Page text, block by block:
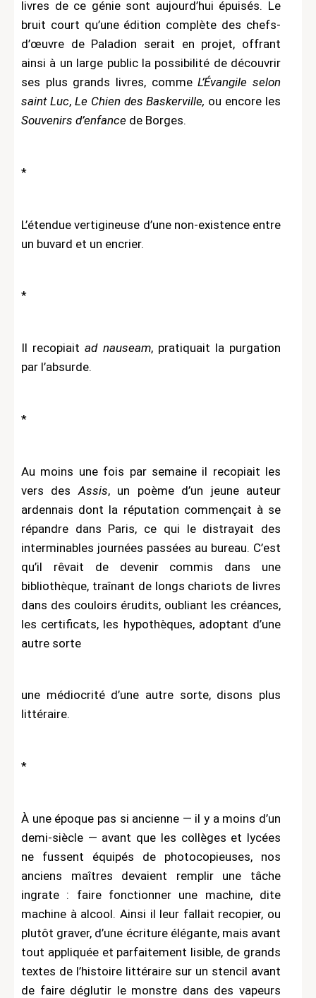
livres de ce génie sont aujourd’hui épuisés. Le
bruit court qu’une édition complète des chefs-
d’œuvre de Paladion serait en projet, offrant
ainsi à un large public la possibilité de découvrir
ses plus grands livres, commeL’Évangile selon
saint Luc, Le Chien des Baskerville, ou encore les
Souvenirs d’enfance de Borges.
*
L’étendue vertigineuse d’une non-existence entre
un buvard et un encrier.
*
Il recopiaitad nauseam, pratiquait la purgation
par l’absurde.
*
Au moins une fois par semaine il recopiait les
vers des Assis, un poème d’un jeune auteur
ardennais dont la réputation commençait à se
répandre dans Paris, ce qui le distrayait des
interminables journées passées au bureau. C’est
qu’il rêvait de devenir commis dans une
bibliothèque, traînant de longs chariots de livres
dans des couloirs érudits, oubliant les créances,
les certificats, les hypothèques, adoptant d’une
autre sorte
une médiocrité d’une autre sorte, disons plus
littéraire.
*
À une époque pas si ancienne — il y a moins d’un
demi-siècle — avant que les collèges et lycées
ne fussent équipés de photocopieuses, nos
anciens maîtres devaient remplir une tâche
ingrate : faire fonctionner une machine, dite
machine à alcool. Ainsi il leur fallait recopier, ou
plutôt graver, d’une écriture élégante, mais avant
tout appliquée et parfaitement lisible, de grands
textes de l’histoire littéraire sur un stencil avant
de faire déglutir le monstre dans des vapeurs